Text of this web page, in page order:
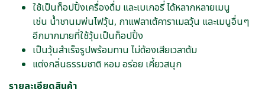
ใช้เป็นท็อปปิ้งเครื่องดื่ม และเบเกอรี่ ได้หลากหลายเมนู
เช่น น้ำชานมพ่นไฟวุ้น, กาแฟลาเต้คาราเมลวุ้น และเมนูอื่นๆ
อีกมากมายที่ใช้วุ้นเป็นท็อปปิ้ง
เป็นวุ้นสำเร็จรูปพร้อมทาน ไม่ต้องเสียเวลาต้ม
แต่งกลิ่นธรรมชาติ หอม อร่อย เคี้ยวสนุก
รายละเอียดสินค้า